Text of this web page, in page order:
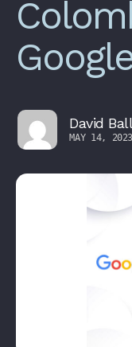
David
MAY 14, 2023